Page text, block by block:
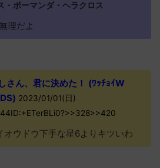
・ボーマンダ・ヘラクロス
理だよ
さん、君に決めた！ (ﾜｯﾁｮｲW
2023/01/01(日)
オウドウ下手な星6よりキツいわ